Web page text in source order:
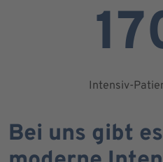
Intensiv-
Bei uns gibt